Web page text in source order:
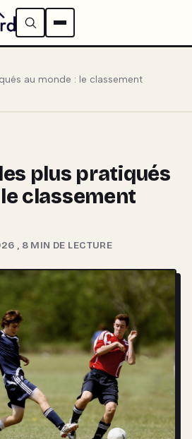
au monde : le classement
plus pratiqués
classement
, 8 MIN DE LECTURE